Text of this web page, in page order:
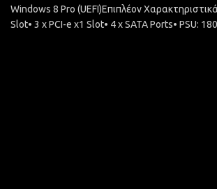
Windows 8 Pro (UEFI)Επιπλέον
Slot• 3 x PCI-e x1 Slot• 4 x SATA Ports• PSU: